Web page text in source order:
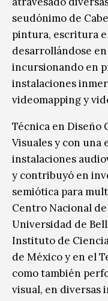
seudónimo de
pintura, escritura
desarrollándose
incursionando en
instalaciones
videomapping y
Técnica en Diseño
Visuales y con una
instalaciones
y contribuyó en
semiótica para
Centro Nacional
Universidad de
Instituto de
de México y en el
como también
visual, en diversas